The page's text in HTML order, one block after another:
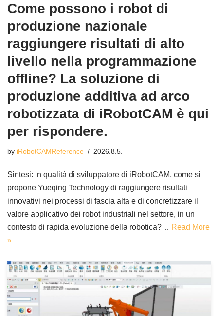
Come possono i robot di
produzione nazionale
raggiungere risultati di alto
livello nella programmazione
offline? La soluzione di
produzione additiva ad arco
robotizzata di iRobotCAM è qui
per rispondere.
by iRobotCAMReference 2026.8.5.
Sintesi: In qualità di sviluppatore di iRobotCAM, come si
propone Yueqing Technology di raggiungere risultati
innovativi nei processi di fascia alta e di concretizzare il
valore applicativo dei robot industriali nel settore, in un
contesto di rapida evoluzione della robotica?… Read More
»